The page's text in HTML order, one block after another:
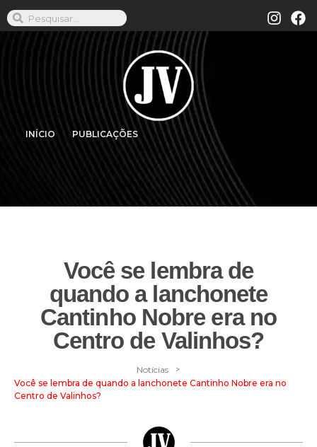
INÍCIO PUBLICAÇÕES
Você se lembra de
quando a lanchonete
Cantinho Nobre era no
Centro de Valinhos?
Notícias >
Você se lembra de quando a lanchonete Cantinho Nobre era no
Centro de Valinhos?